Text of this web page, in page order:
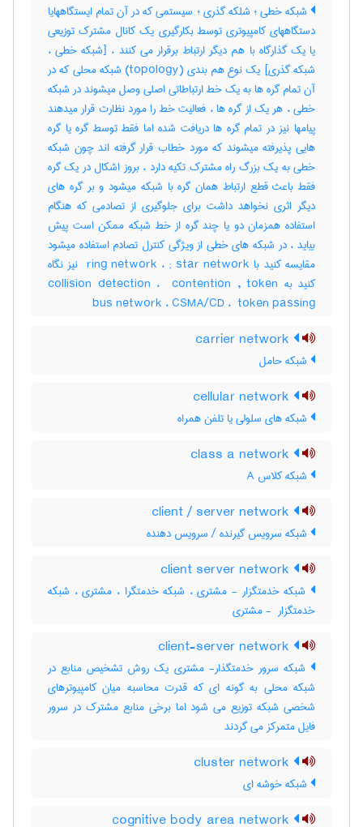
شبکه خطی ؛ شلکه گذری ؛ سیستمی که در آن تمام ایستگاههایا
دستگاههای کامپیوتری توسط بکارگیری یک کانال مشترک توزیعی
یا یک گذارگاه با هم دیگر ارتباط برقرار می کنند ، [شبکه خطی ،
شبکه گذری] یک نوع هم بندی (‎topology) شبکه محلی که در
آن تمام گره ها به یک خط ارتباطاتی اصلی وصل میشوند در شبکه
خطی ، هر یک از گره ها ، فعالیت خط را مورد نظارت قرار میدهند
پیامها نیز در تمام گره ها دریافت شده اما فقط توسط گره یا گره
هایی پذیرفته میشوند که مورد خطاب قرار گرفته اند چون شبکه
خطی به یک بزرگ راه مشترک تکیه دارد ، بروز اشکال در یک گره
فقط باعث قطع ارتباط همان گره با شبکه میشود و بر گره های
دیگر اثری نخواهد داشت برای جلوگیری از تصادمی که هنگام
استفاده همزمان دو یا چند گره از خط شبکه ممکن است پیش
بیاید ، در شبکه های خطی از ویژگی کنترل تصادم استفاده میشود
مقایسه کنید با ‎ ring network ، ‎; star network نیز نگاه
کنید به ‎collision detection ، ‎ contention , token
bus network ، ‎CSMA/CD ، ‎ token passing
شبکه حامل
شبکه های سلولی یا تلفن همراه
شبکه کلاس A
شبکه سرویس گیرنده / سرویس دهنده
شبکه خدمتگزار - مشتری ، شبکه خدمتگرا ، مشتری ، شبکه
خدمتگزار ‎ - مشتری
شبکه سرور خدمتگذار- مشتری یک روش تشخیص منابع در
شبکه محلی به گونه ای که قدرت محاسبه میان کامپیوترهای
شخصی شبکه توزیع می شود اما برخی منابع مشترک در سرور
فایل متمرکز می گردند
شبکه خوشه ای